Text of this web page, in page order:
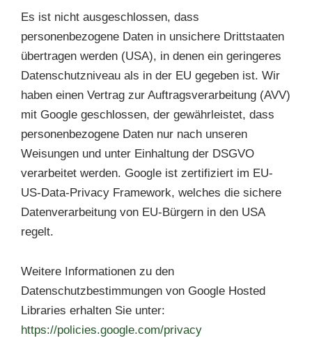
Es ist nicht ausgeschlossen, dass
personenbezogene Daten in unsichere Drittstaaten
übertragen werden (USA), in denen ein geringeres
Datenschutzniveau als in der EU gegeben ist. Wir
haben einen Vertrag zur Auftragsverarbeitung (AVV)
mit Google geschlossen, der gewährleistet, dass
personenbezogene Daten nur nach unseren
Weisungen und unter Einhaltung der DSGVO
verarbeitet werden. Google ist zertifiziert im EU-
US-Data-Privacy Framework, welches die sichere
Datenverarbeitung von EU-Bürgern in den USA
regelt.
Weitere Informationen zu den
Datenschutzbestimmungen von Google Hosted
Libraries erhalten Sie unter:
https://policies.google.com/privacy